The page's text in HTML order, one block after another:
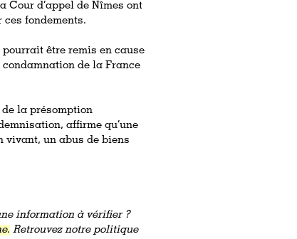
Cour d’appel de Nîmes ont
ces fondements.
pourrait être remis en cause
de la France
la présomption
affirme qu’une
vivant, un abus de biens
information à vérifier ?
Retrouvez notre politique